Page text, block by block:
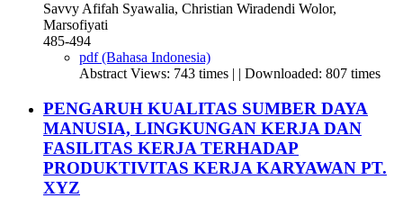
Savvy Afifah Syawalia, Christian Wiradendi Wolor,
Marsofiyati
485-494
pdf (Bahasa Indonesia)
Abstract Views: 743 times | | Downloaded: 807 times
PENGARUH KUALITAS SUMBER DAYA
MANUSIA, LINGKUNGAN KERJA DAN
FASILITAS KERJA TERHADAP
PRODUKTIVITAS KERJA KARYAWAN PT.
XYZ